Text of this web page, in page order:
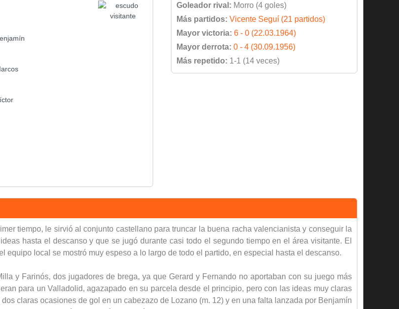
Goleador rival: Morro (4 goles)
Más partidos: Vicente Seguí (21 partidos)
Mayor victoria: 6 - 0 (22.03.1964)
Mayor derrota: 0 - 4 (30.09.1956)
Más repetido: 1-1 (14 veces)
tiempo, le sirvió al conjunto castellano para truncar la buena racha valencianista y conseguir la
hasta el descanso y que se jugó durante casi todo el segundo tiempo en el área visitante. El
local se mostró muy espeso a lo largo de todo el partido, en especial hasta el descanso.
y Farinós, dos jugadores de brega, ya que Gerard y Fernando no aportaban con su juego más
para un Valladolid, agazapado en su parcela desde el principio, pero con las ideas muy claras
claras ocasiones de gol en un cabezazo de Lozano (m. 12) y en una falta lanzada por Benjamín